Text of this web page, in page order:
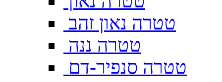
טטרה נאון זהב
טטרה ננה
טטרה סנפיר-דם